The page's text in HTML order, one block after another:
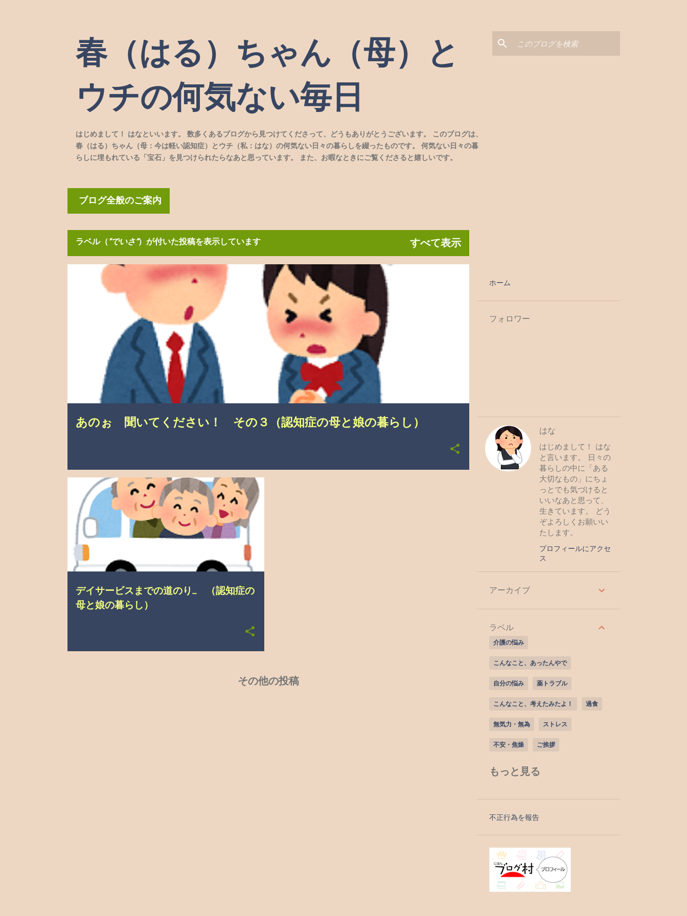
春（はる）ちゃん（母）と
ウチの何気ない毎日
はじめまして！ はなといいます。 数多くあるブログから見つけてくださって、どうもありがとうございます。 このブログは、
春（はる）ちゃん（母：今は軽い認知症）とウチ（私：はな）の何気ない日々の暮らしを綴ったものです。 何気ない日々の暮
らしに埋もれている「宝石」を見つけられたらなあと思っています。 また、お暇なときにご覧くださると嬉しいです。
ブログ全般のご案内
ラベル（ でいさ ）が付いた投稿を表示しています すべて表示
あのぉ 聞いてください！ その３（認知症の母と娘の暮らし）
こんなこと、あったんやで 介護の悩み 自分の悩み
デイサービスまでの道のり… （認知症の
母と娘の暮らし）
でいさ 介護の悩み
その他の投稿
ホーム
フォロワー
はな
はじめまして！ はな
と言います。 日々の
暮らしの中に「ある
大切なもの」にちょ
っとでも気づけると
いいなあと思って、
生きています。 どう
ぞよろしくお願いい
たします。
プロフィールにアクセ
ス
アーカイブ
ラベル
介護の悩み
こんなこと、あったんやで
自分の悩み 薬トラブル
こんなこと、考えたみたよ！ 過食
無気力・無為 ストレス
不安・焦燥 ご挨拶
ほんで、こうしてみた！
丸呑み 作り話・嘘
個性・持ち味・魅力・長所
出まかせを言う 大切な思い出
もっと見る
不正行為を報告